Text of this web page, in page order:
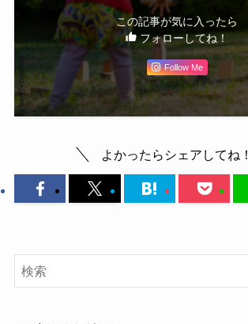
この記事が気に入ったら
フォローしてね！
Follow Me
よかったらシェアしてね！